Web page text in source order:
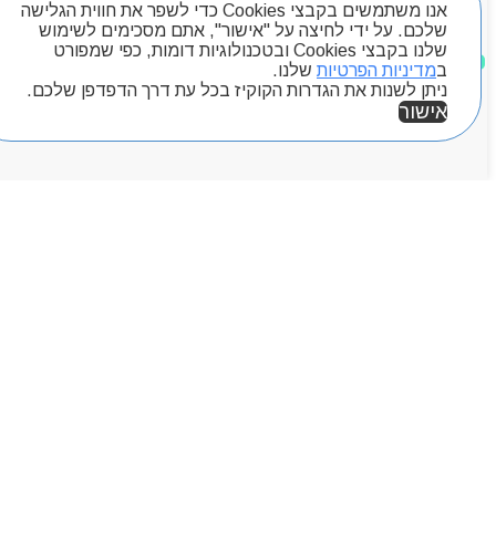
אנו משתמשים בקבצי Cookies כדי לשפר את חווית הגלישה
שלכם. על ידי לחיצה על "אישור", אתם מסכימים לשימוש
שלנו בקבצי Cookies ובטכנולוגיות דומות, כפי שמפורט
במדיניות הפרטיות שלנו.
ניתן לשנות את הגדרות הקוקיז בכל עת דרך הדפדפן שלכם.
אישור
מוצרים שאהבתי